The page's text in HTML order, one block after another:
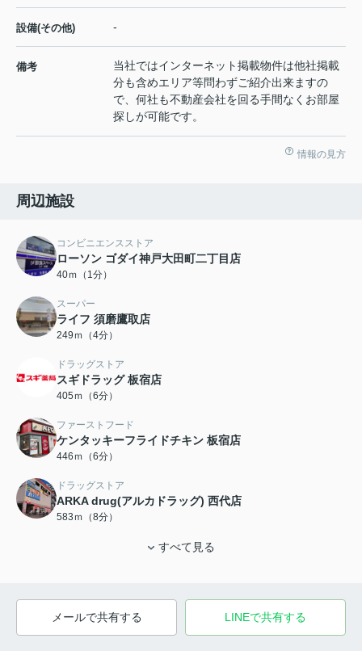
設備(その他) -
備考
当社ではインターネット掲載物件は他社掲載
分も含めエリア等問わずご紹介出来ますの
で、何社も不動産会社を回る手間なくお部屋
探しが可能です。
情報の見方
周辺施設
コンビニエンスストア
ローソン ゴダイ神戸大田町二丁目店
40ｍ（1分）
スーパー
ライフ 須磨鷹取店
249ｍ（4分）
ドラッグストア
スギドラッグ 板宿店
405ｍ（6分）
ファーストフード
ケンタッキーフライドチキン 板宿店
446ｍ（6分）
ドラッグストア
ARKA drug(アルカドラッグ) 西代店
583ｍ（8分）
すべて見る
メールで共有する LINEで共有する